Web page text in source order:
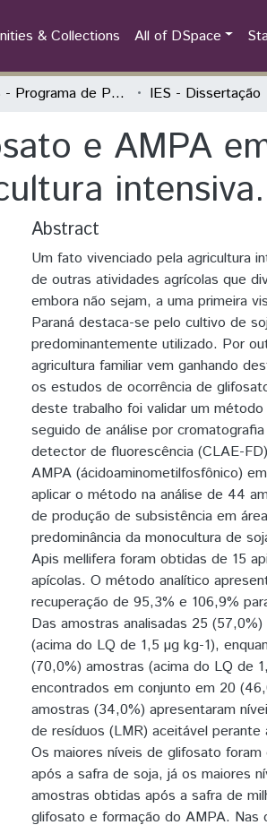
& Collections All of DSpace
PPGIES - Programa de Pós-Graduação Interdisciplinar em Energia e Sustentabilidade IES - Dissertação
e AMPA
intensiva.
Abstract
Um fato vivenciado pela agricultura
de outras atividades agrícolas que
embora não sejam, a uma primeira
Paraná destaca-se pelo cultivo de
predominantemente utilizado. Por
agricultura familiar vem ganhando
os estudos de ocorrência de
deste trabalho foi validar um
seguido de análise por
detector de fluorescência (CLAE-
AMPA (ácidoaminometilfosfônico)
aplicar o método na análise de 44
de produção de subsistência em
predominância da monocultura de
Apis mellifera foram obtidas de 15
apícolas. O método analítico
recuperação de 95,3% e 106,9%
Das amostras analisadas 25
(acima do LQ de 1,5 µg kg-1),
(70,0%) amostras (acima do LQ de
encontrados em conjunto em 20
amostras (34,0%) apresentaram
de resíduos (LMR) aceitável
Os maiores níveis de glifosato
após a safra de soja, já os maiores
amostras obtidas após a safra de
glifosato e formação do AMPA.